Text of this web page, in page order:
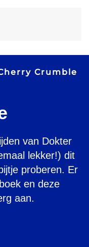
Crumble
van Dokter
lekker!) dit
proberen. Er
en deze
aan.